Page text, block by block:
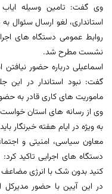
وی گفت: تامین وسیله
استانداری، لغو ارسال سئوال
روابط عمومی دستگاه های
نشست مطرح شد.
اسماعیلی درباره حضور نیافتن
گفت: نبود استاندار در
ماموریت های کاری قادر به
وی از رسانه های استان خواست
به ویژه در ایام هفته خبرنگار
معاون سیاسی، امنیتی و
دستگاه های اجرایی تاکید کرد:
کنید بدون شک با انرژی
در این آیین با حضور مدیرکل